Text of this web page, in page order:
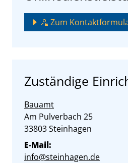
Zum
Zuständige
Bauamt
Straße:
Am Pulverbach 25
PLZ:
33803Ort:
Steinhagen
E-Mail:
info@steinhagen.de